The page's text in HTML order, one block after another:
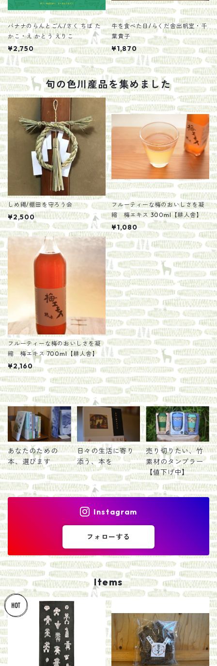
バナナのらんとごん/さく ちば た
かこ・え かとう えりこ
¥2,750
牛を食べた日/らくだ舎出帆室・千
葉貴子
¥1,870
旬の色川産品を集めました
しめ縄/棚田を守ろう会
¥2,500
フルーティーな梅のおいしさを凝
縮 梅エキス 300ml【耕人舎】
¥1,080
フルーティーな梅のおいしさを凝
縮 梅エキス 700ml【耕人舎】
¥2,160
あなたのための
本、選びます
日々の生活に寄り
添う、本を
売り切りたい、竹
素材のタンブラー
【値下げ中】
Instagram
フォローする
Items